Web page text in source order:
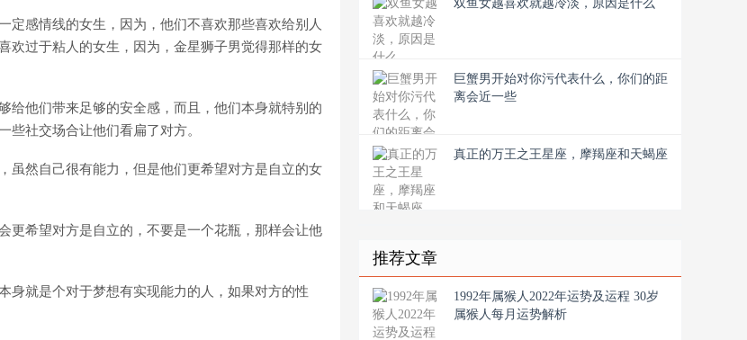
定感情线的女生，因为，他们不喜欢那些喜欢给别人
欢过于粘人的女生，因为，金星狮子男觉得那样的女
给他们带来足够的安全感，而且，他们本身就特别的
些社交场合让他们看扁了对方。
虽然自己很有能力，但是他们更希望对方是自立的女
更希望对方是自立的，不要是一个花瓶，那样会让他
身就是个对于梦想有实现能力的人，如果对方的性
双鱼女越喜欢就越冷淡，原因是什么
巨蟹男开始对你污代表什么，你们的距
离会近一些
真正的万王之王星座，摩羯座和天蝎座
推荐文章
1992年属猴人2022年运势及运程 30岁
属猴人每月运势解析